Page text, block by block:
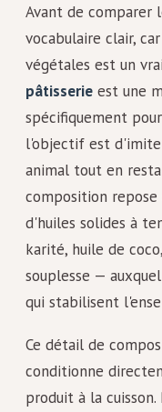
Avant de comparer
vocabulaire clair,
végétales est un
pâtisserie est une
spécifiquement
l'objectif est
animal tout en
composition
d'huiles solides à
karité, huile de
souplesse —
qui stabilisent
Ce détail de
conditionne
produit à la